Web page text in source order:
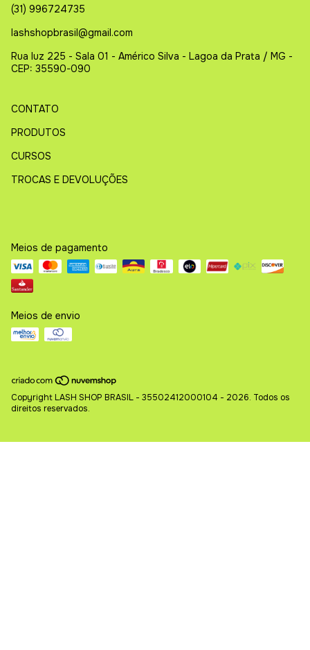
(31) 996724735
lashshopbrasil@gmail.com
Rua luz 225 - Sala 01 - Américo Silva - Lagoa da Prata / MG -
CEP: 35590-090
CONTATO
PRODUTOS
CURSOS
TROCAS E DEVOLUÇÕES
Meios de pagamento
Meios de envio
Copyright LASH SHOP BRASIL - 35502412000104 - 2026. Todos os
direitos reservados.